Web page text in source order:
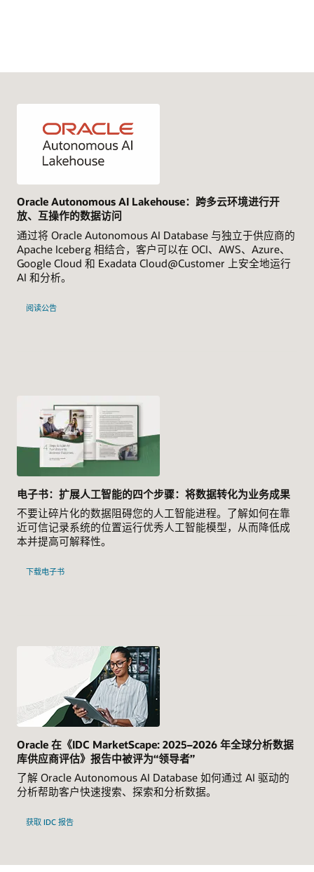
Oracle Autonomous AI Lakehouse：跨多云环境进行开
放、互操作的数据访问
通过将 Oracle Autonomous AI Database 与独立于供应商的
Apache Iceberg 相结合，客户可以在 OCI、AWS、Azure、
Google Cloud 和 Exadata Cloud@Customer 上安全地运行
AI 和分析。
阅读公告
电子书：扩展人工智能的四个步骤：将数据转化为业务成果
不要让碎片化的数据阻碍您的人工智能进程。 了解如何在靠
近可信记录系统的位置运行优秀人工智能模型，从而降低成
本并提高可解释性。
下载电子书
Oracle 在《IDC MarketScape: 2025–2026 年全球分析数据
库供应商评估》报告中被评为“领导者”
了解 Oracle Autonomous AI Database 如何通过 AI 驱动的
分析帮助客户快速搜索、探索和分析数据。
获取 IDC 报告